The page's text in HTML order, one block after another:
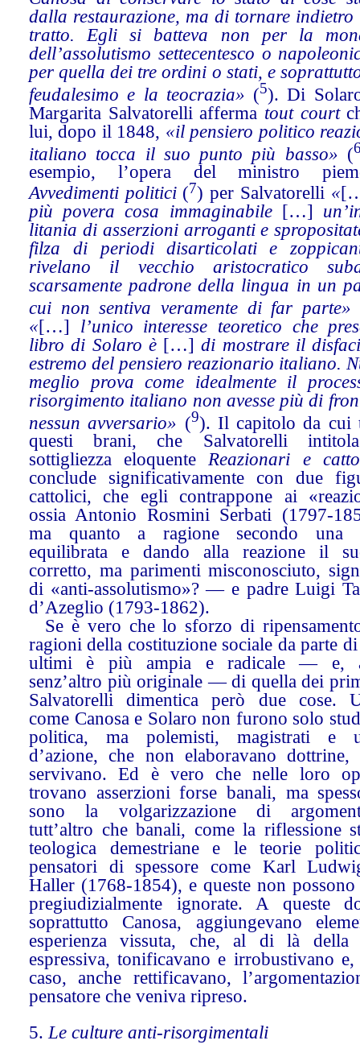
dalla restaurazione, ma di tornare indietro
tratto. Egli si batteva non per la
dell’assolutismo settecentesco o
per quella dei tre ordini o stati, e
feudalesimo e la teocrazia» (5). Di
Margarita Salvatorelli afferma tout court
lui, dopo il 1848, «il pensiero politico
italiano tocca il suo punto più basso» (
esempio, l’opera del ministro
Avvedimenti politici (7) per Salvatorelli «
più povera cosa immaginabile[…]
litania di asserzioni arroganti e
filza di periodi disarticolati e
rivelano il vecchio aristocratico
scarsamente padrone della lingua in un
cui non sentiva veramente di far parte»
«[…] l’unico interesse teoretico che
libro di Solaro è […] di mostrare il
estremo del pensiero reazionario italiano.
meglio prova come idealmente il
risorgimento italiano non avesse più di
nessun avversario» (9). Il capitolo da cui
questi brani, che Salvatorelli
sottigliezza eloquenteReazionari e
conclude significativamente con due
cattolici, che egli contrappone ai
ossia Antonio Rosmini Serbati (1797-
ma quanto a ragione secondo una
equilibrata e dando alla reazione il
corretto, ma parimenti misconosciuto,
di «anti-assolutismo»? — e padre Luigi
d’Azeglio (1793-1862).
Se è vero che lo sforzo di
ragioni della costituzione sociale da parte
ultimi è più ampia e radicale — e,
senz’altro più originale — di quella dei
Salvatorelli dimentica però due cose.
come Canosa e Solaro non furono solo
politica, ma polemisti, magistrati e
d’azione, che non elaboravano
servivano. Ed è vero che nelle loro
trovano asserzioni forse banali, ma
sono la volgarizzazione di
tutt’altro che banali, come la riflessione
teologica demestriane e le teorie
pensatori di spessore come Karl
Haller (1768-1854), e queste non possono
pregiudizialmente ignorate. A queste
soprattutto Canosa, aggiungevano
esperienza vissuta, che, al di là della
espressiva, tonificavano e irrobustivano e,
caso, anche rettificavano,
pensatore che veniva ripreso.
5. Le culture anti-risorgimentali